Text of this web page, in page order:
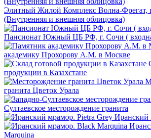
Элитный Жилой Комплекс Волна-Фрегат,
(Внутренняя и внешняя облицовка)
Пансионат Южный ЦБ РФ, г. Сочи (
академику Прохорову А.М. в Москве
продукции в Казахстане
гранита Цветок Урала
Султаевское месторождение гранита
Иранский
Marquina